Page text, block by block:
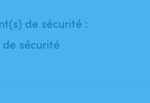
de sécurité :
sécurité